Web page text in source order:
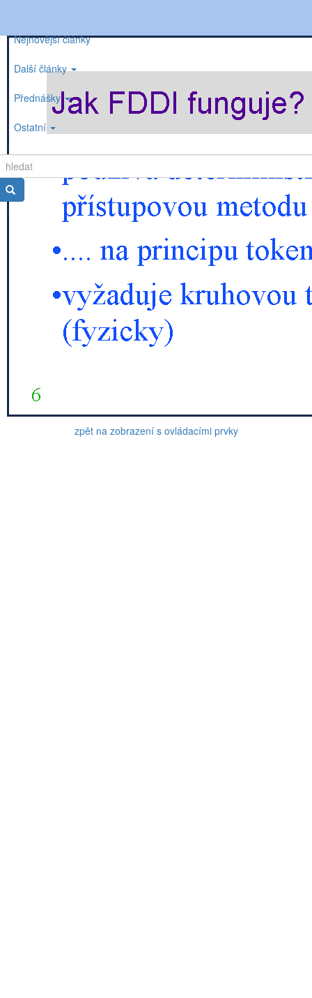
Nejnovější články
Další články
Přednášky
Ostatní
zpět na zobrazení s ovládacími prvky